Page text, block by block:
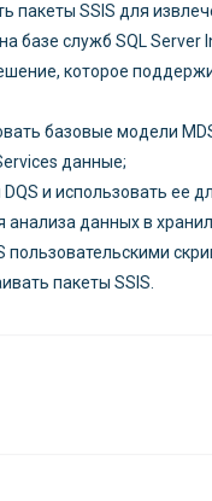
пакеты SSIS для
базе служб SQL Server
которое
базовые модели
данные;
и использовать ее
анализа данных в
пользовательскими
пакеты SSIS.